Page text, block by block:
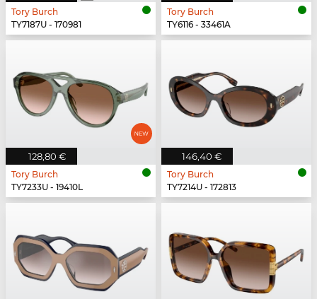
Tory Burch
TY7187U - 170981
Tory Burch
TY6116 - 33461A
128,80 €
Tory Burch
TY7233U - 19410L
146,40 €
Tory Burch
TY7214U - 172813